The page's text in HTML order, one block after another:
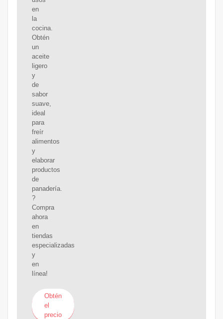
en
la
cocina.
Obtén
un
aceite
ligero
y
de
sabor
suave,
ideal
para
freír
alimentos
y
elaborar
productos
de
panadería.
?
Compra
ahora
en
tiendas
especializadas
y
en
línea!
Obtén
el
precio